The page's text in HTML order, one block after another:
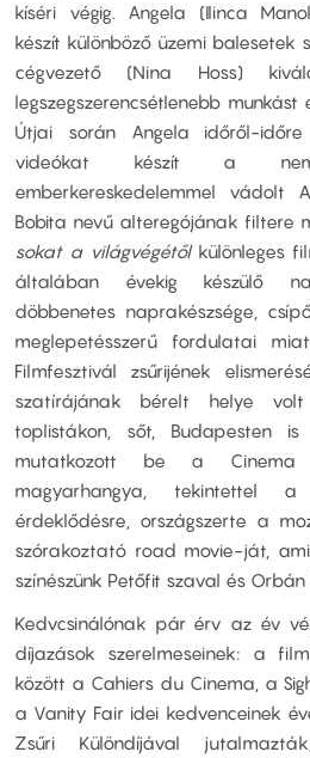
kíséri végig. Angela (Ilinca
készít különböző üzemi balesetek
cégvezető (Nina Hoss)
legszegszerencsétlenebb
Útjai során Angela időről-
videókat készít a
emberkereskedelemmel vádolt
Bobita nevű alteregójának filtere
sokat a világvégétőlkülönleges
általában évekig készülő
döbbenetes naprakészsége,
meglepetésszerű fordulatai
Filmfesztivál zsűrijének
szatírájának bérelt helye
toplistákon, sőt, Budapesten
mutatkozott be a Cinema
magyarhangya, tekintettel
érdeklődésre, országszerte a
szórakoztató road movie-ját,
színészünk Petőfit szaval és
Kedvcsinálónak pár érv az év
díjazások szerelmeseinek: a
között a Cahiers du Cinema, a
a Vanity Fair idei kedvenceinek
Zsűri Különdíjával